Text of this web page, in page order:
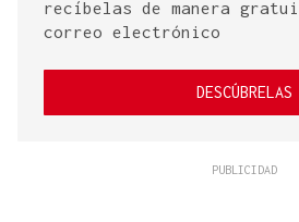
recíbelas de manera
correo electrónico
DESCÚBRELAS